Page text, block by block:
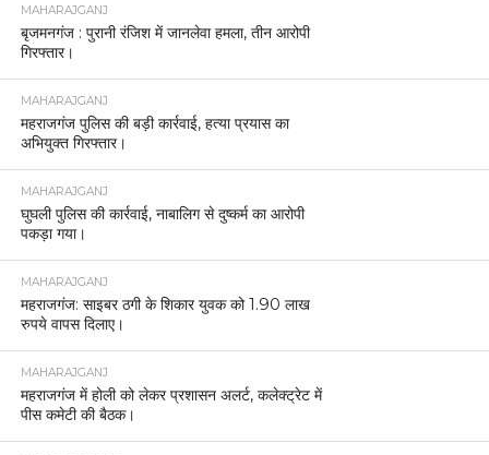
MAHARAJGANJ
बृजमनगंज : पुरानी रंजिश में जानलेवा हमला, तीन आरोपी
गिरफ्तार।
MAHARAJGANJ
महराजगंज पुलिस की बड़ी कार्रवाई, हत्या प्रयास का
अभियुक्त गिरफ्तार।
MAHARAJGANJ
घुघली पुलिस की कार्रवाई, नाबालिग से दुष्कर्म का आरोपी
पकड़ा गया।
MAHARAJGANJ
महराजगंज: साइबर ठगी के शिकार युवक को 1.90 लाख
रुपये वापस दिलाए।
MAHARAJGANJ
महराजगंज में होली को लेकर प्रशासन अलर्ट, कलेक्ट्रेट में
पीस कमेटी की बैठक।